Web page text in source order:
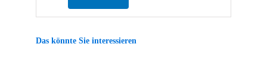
Das könnte Sie interessieren